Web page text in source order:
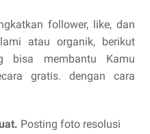
follower, like, dan
atau organik, berikut
bisa membantu Kamu
gratis. dengan cara
Posting foto resolusi